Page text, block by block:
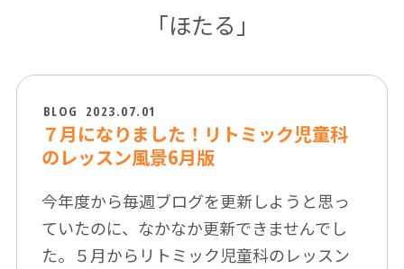
「ほたる」
BLOG 2023.07.01
７月になりました！リトミック児童科
のレッスン風景6月版
今年度から毎週ブログを更新しようと思っ
ていたのに、なかなか更新できませんでし
た。５月からリトミック児童科のレッスン